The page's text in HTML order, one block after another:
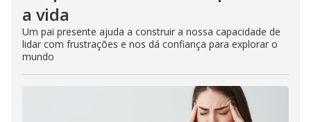
a vida
Um pai presente ajuda a construir a nossa capacidade de
lidar com frustrações e nos dá confiança para explorar o
mundo